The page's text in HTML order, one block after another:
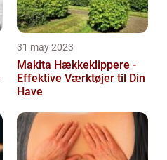
31 may 2023
Makita Hækkeklippere -
Effektive Værktøjer til Din
Have